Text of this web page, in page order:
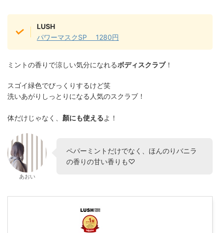
LUSH
パワーマスクSP 1280円
ミントの香りで涼しい気分になれるボディスクラブ！
スゴイ緑色でびっくりするけど笑
洗いあがりしっとりになる人気のスクラブ！
体だけじゃなく、 顏にも使えるよ！
あおい
ペパーミントだけでなく、ほんのりバニラ
の香りの甘い香りも♡